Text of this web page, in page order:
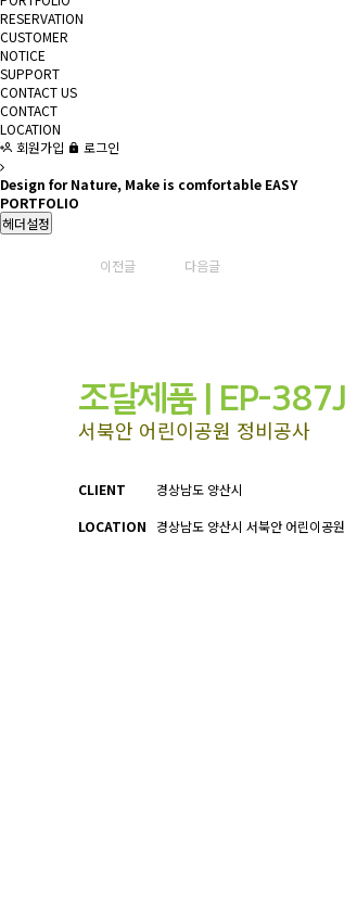
RESERVATION
CUSTOMER
NOTICE
SUPPORT
CONTACT US
CONTACT
LOCATION
회원가입
로그인
Design for Nature, Make is comfortable EASY
PORTFOLIO
헤더설정
이전글 다음글
조달제품 | EP-387J
서북안 어린이공원 정비공사
CLIENT
경상남도 양산시
LOCATION
경상남도 양산시 서북안 어린이공원